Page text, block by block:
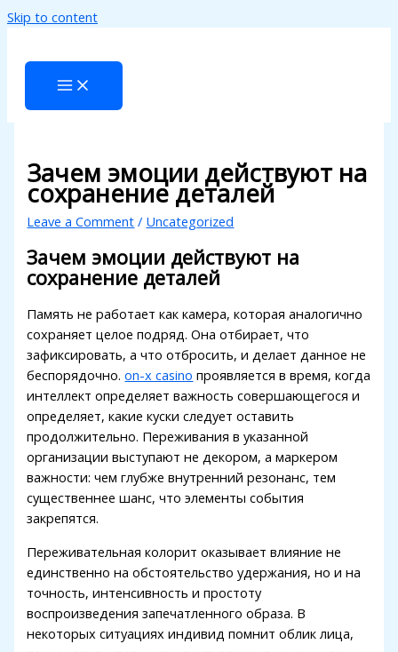
panel
panel
paketleri
panel
panel
panel
panel
panel
panel
panel
panel
panel
panel
panel
Skip to content
Зачем эмоции действуют на
сохранение деталей
Leave a Comment / Uncategorized
Зачем эмоции действуют на
сохранение деталей
Память не работает как камера, которая аналогично
сохраняет целое подряд. Она отбирает, что
зафиксировать, а что отбросить, и делает данное не
беспорядочно.on-x casino проявляется в время, когда
интеллект определяет важность совершающегося и
определяет, какие куски следует оставить
продолжительно. Переживания в указанной
организации выступают не декором, а маркером
важности: чем глубже внутренний резонанс, тем
существеннее шанс, что элементы события
закрепятся.
Переживательная колорит оказывает влияние не
единственно на обстоятельство удержания, но и на
точность, интенсивность и простоту
воспроизведения запечатленного образа. В
некоторых ситуациях индивид помнит облик лица,